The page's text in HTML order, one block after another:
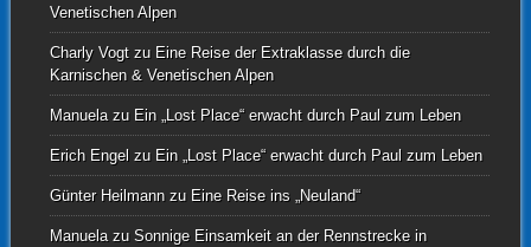
Venetischen Alpen
Charly Vogtzu Eine Reise der Extraklasse durch die
Karnischen & Venetischen Alpen
Manuelazu Ein „Lost Place“ erwacht durch Paul zum Leben
Erich Engelzu Ein „Lost Place“ erwacht durch Paul zum Leben
Günter Heilmannzu Eine Reise ins „Neuland“
Manuelazu Sonnige Einsamkeit an der Rennstrecke in